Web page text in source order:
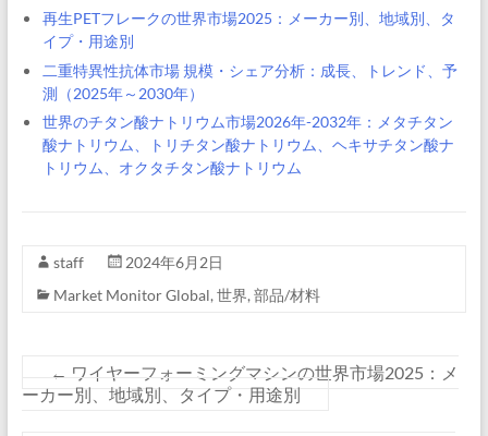
再生PETフレークの世界市場2025：メーカー別、地域別、タ
イプ・用途別
二重特異性抗体市場 規模・シェア分析：成長、トレンド、予
測（2025年～2030年）
世界のチタン酸ナトリウム市場2026年-2032年：メタチタン
酸ナトリウム、トリチタン酸ナトリウム、ヘキサチタン酸ナ
トリウム、オクタチタン酸ナトリウム
staff
2024年6月2日
Market Monitor Global, 世界, 部品/材料
← ワイヤーフォーミングマシンの世界市場2025：メ
ーカー別、地域別、タイプ・用途別